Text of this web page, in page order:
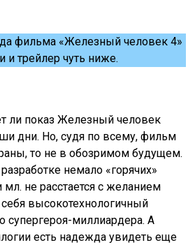
фильма «Железный человек 4»
и трейлер чуть ниже.
ли показ Железный человек
дни. Но, судя по всему, фильм
то не в обозримом будущем.
немало «горячих»
не расстается с желанием
высокотехнологичный
супергероя-миллиардера. А
есть надежда увидеть еще